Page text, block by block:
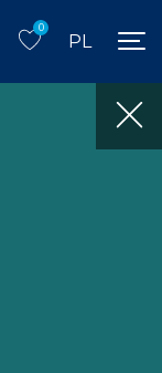
0
PL